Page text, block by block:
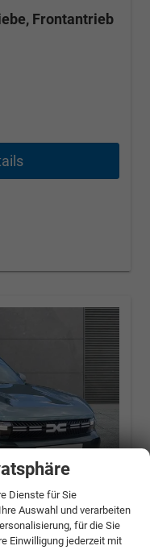
Frontantrieb
Dienste für Sie
Auswahl und verarbeiten
für die Sie
Einwilligung jederzeit mit